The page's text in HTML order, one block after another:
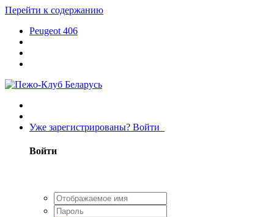
Перейти к содержанию
Peugeot 406
Уже зарегистрированы? Войти
Войти